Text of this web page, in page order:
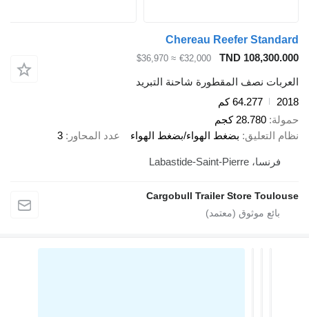
Chereau Reefer
TND
€32,000
≈ $36,970
نصف المقطورة شاحنة التبريد
64.277 كم
28.780 كجم
التعليق بضغط الهواء/بضغط الهواء عدد المحاور 3
فرنسا، Labastide-Saint-Pierre
Cargobull Trailer Store